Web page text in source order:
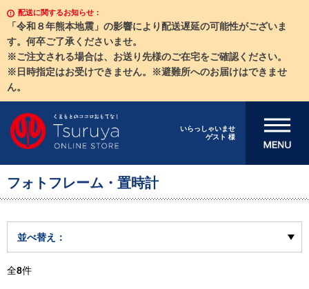
配送に関するお知らせ：
「令和８年熊本地震」の影響により配送遅延の可能性がございま
す。何卒ご了承くださいませ。
※ご注文される場合は、お送り先様のご在宅をご確認ください。
※日時指定はお受けできません。※避難所へのお届けはできませ
ん。
いらっしゃいませ
ゲスト 様
メニューを開
フォトフレーム・置時計
並べ替え：
全8件